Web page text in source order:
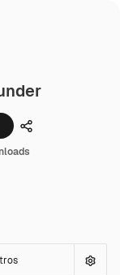
Compartilhar